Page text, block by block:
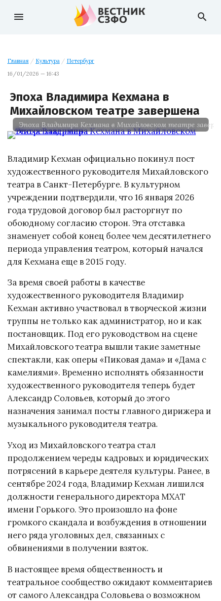
menu search
Главная / Культура / Петербург
16/01/2026 — 16:43
Эпоха Владимира Кехмана в
Михайловском театре завершена
Эпоха Владимира Кехмана в Михайловском театре
Владимир Кехман официально покинул пост
художественного руководителя Михайловского
театра в Санкт-Петербурге. В культурном
учреждении подтвердили, что 16 января 2026
года трудовой договор был расторгнут по
обоюдному согласию сторон. Эта отставка
знаменует собой конец более чем десятилетнего
периода управления театром, который начался
для Кехмана еще в 2015 году.
За время своей работы в качестве
художественного руководителя Владимир
Кехман активно участвовал в творческой жизни
труппы не только как администратор, но и как
постановщик. Под его руководством на сцене
Михайловского театра вышли такие заметные
спектакли, как оперы «Пиковая дама» и «Дама с
камелиями». Временно исполнять обязанности
художественного руководителя теперь будет
Александр Соловьев, который до этого
назначения занимал посты главного дирижера и
музыкального руководителя театра.
Уход из Михайловского театра стал
продолжением череды кадровых и юридических
потрясений в карьере деятеля культуры. Ранее, в
сентябре 2024 года, Владимир Кехман лишился
должности генерального директора МХАТ
имени Горького. Это произошло на фоне
громкого скандала и возбуждения в отношении
него ряда уголовных дел, связанных с
обвинениями в получении взяток.
В настоящее время общественность и
театральное сообщество ожидают комментариев
от самого Александра Соловьева о возможном